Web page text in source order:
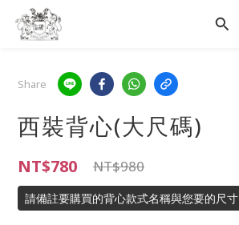
Share
西裝背心(大尺碼)
NT$780 NT$980
請備註要購買的背心款式名稱與您要的尺寸